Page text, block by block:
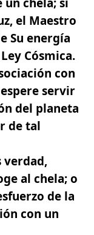
el Maestro
Su energía
Cósmica.
con
servir
del planeta
de tal
verdad,
al chela; o
de la
con un